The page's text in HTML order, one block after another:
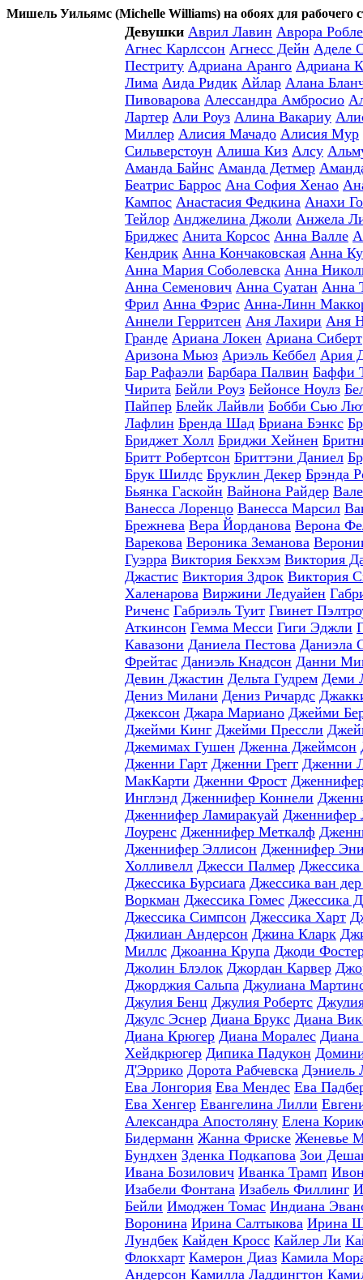
Мишель Уильямс (Michelle Williams) на обоях для рабочего
Девушки Аврил Лавин Аврора
Агнес Карлссон Агнесс Дейн Аделе
Пестриту Адриана Аранго Адриана
Лима Аида Ридик Айлар Алана
Пивоварова Алессандра Амбросио
Лартер Али Роуз Алина Вакариу
Миллер Алисия Мачадо Алисия Мур
Сильверстоун Алиша Киз Алсу
Аманда Байнс Аманда Детмер
Беатрис Баррос Ана София Хенао
Кампос Анастасия Федкина Анахи
Тейлор Анджелина Джоли Анжела
Бриджес Анита Корсос Анна Валле
Кендрик Анна Кончаковская Анна
Анна Мария Соболевска Анна
Анна Семенович Анна Суатан Анна
Фрил Анна Фэрис Анна-Линн
Аннели Герритсен Аня Лахири Аня
Гранде Ариана Локен Ариана Сиберт
Аризона Мьюз Ариэль Кеббел Ария
Бар Рафаэли Барбара Палвин Баффи
Чирита Бейли Роуз Бейонсе Ноулз
Пайпер Блейк Лайвли Бобби Сью
Лафлин Бренда Шад Бриана Бэнкс
Бриджет Холл Бриджи Хейнен
Бритт Робертсон Бриттэни Даниел
Брук Шилдс Бруклин Декер Брэнда
Бьянка Гаскойн Вайнона Райдер
Ванесса Лоренцо Ванесса Марсил
Брежнева Вера Йорданова Верона
Варекова Вероника Земанова
Гуэрра Виктория Бекхэм Виктория
Джастис Виктория Здрок Виктория
Халенарова Виржини Ледуайен
Риченс Габриэль Туит Гвинет
Аткинсон Гемма Месси Гиги Эджли
Кавазони Даниела Пестова Даниэла
Фрейтас Даниэль Кнадсон Данни
Девин Джастин Дельта Гудрем Деми
Дениз Милани Дениз Ричардс
Джексон Джара Мариано Джейми
Джейми Кинг Джейми Прессли
Джемимах Гушен Дженна Джеймсон
Дженни Гарт Дженни Грегг Дженни
МакКарти Дженни Фрост
Инглэнд Дженнифер Коннели
Дженнифер Ламиракуай Дженнифер
Лоуренс Дженнифер Меткалф
Дженнифер Эллисон Дженнифер
Холливелл Джесси Палмер
Джессика Бурсиага Джессика ван
Воркман Джессика Гомес Джессика
Джессика Симпсон Джессика Харт
Джилиан Андерсон Джина Кларк
Миллс Джоанна Крупа Джоди
Джолин Блэлок Джордан Карвер
Джорджия Сальпа Джулиана
Джулия Бенц Джулия Робертс
Джулс Эснер Диана Брукс Диана
Диана Крюгер Диана Моралес Диана
Хейдкрюгер Дипика Падукон
Д'Эррико Дорота Рабчевска Дэниель
Ева Лонгория Ева Мендес Ева
Ева Хенгер Евангелина Лилли
Александра Апостоляну Елена
Бидерманн Жанна Фриске Женевье
Бундхен Зденка Подкапова Зои
Ивана Бозилович Иванка Трамп
Изабели Фонтана Изабель Филлинг
Бейли Имоджен Томас Индиана
Воронина Ирина Салтыкова Ирина
Лундбек Кайден Кросс Кайлер Ли
Флокхарт Камерон Диаз Камила
Андерсон Камилла Ладдингтон